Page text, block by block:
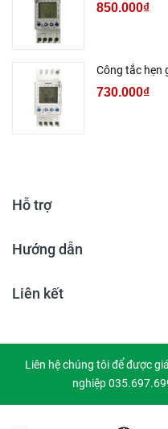
850.000₫
Công tắc hẹn
730.000₫
Hỗ trợ
Hướng dẫn
Liên kết
Liên hệ chúng tôi để được
nghiệp